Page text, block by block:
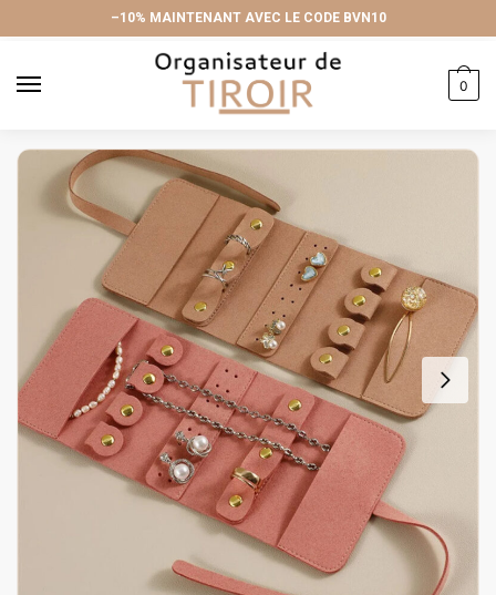
to
to
–10% MAINTENANT AVEC LE CODE BVN10
0